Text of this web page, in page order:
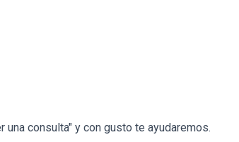
consulta" y con gusto te ayudaremos.